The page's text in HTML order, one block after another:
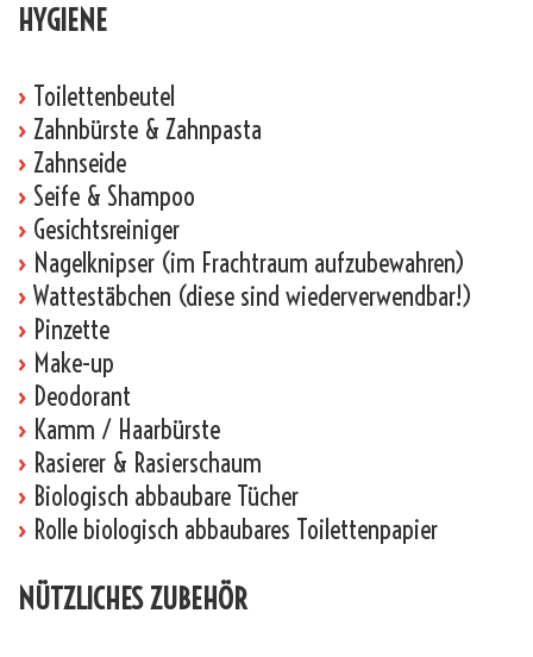
HYGIENE
› Toilettenbeutel
› Zahnbürste & Zahnpasta
› Zahnseide
› Seife & Shampoo
› Gesichtsreiniger
› Nagelknipser (im Frachtraum aufzubewahren)
› Wattestäbchen (diese sind wiederverwendbar!)
› Pinzette
› Make-up
› Deodorant
› Kamm / Haarbürste
› Rasierer & Rasierschaum
› Biologisch abbaubare Tücher
› Rolle biologisch abbaubares Toilettenpapier
NÜTZLICHES ZUBEHÖR